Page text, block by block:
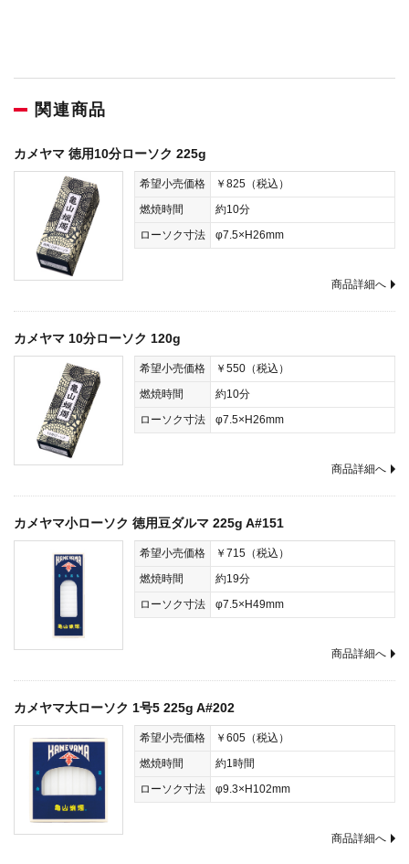
関連商品
カメヤマ 徳用10分ローソク 225g
希望小売価格
￥825（税込）
燃焼時間
約10分
ローソク寸法
φ7.5×H26mm
商品詳細へ
カメヤマ 10分ローソク 120g
希望小売価格
￥550（税込）
燃焼時間
約10分
ローソク寸法
φ7.5×H26mm
商品詳細へ
カメヤマ小ローソク 徳用豆ダルマ 225g A#151
希望小売価格
￥715（税込）
燃焼時間
約19分
ローソク寸法
φ7.5×H49mm
商品詳細へ
カメヤマ大ローソク 1号5 225g A#202
希望小売価格
￥605（税込）
燃焼時間
約1時間
ローソク寸法
φ9.3×H102mm
商品詳細へ